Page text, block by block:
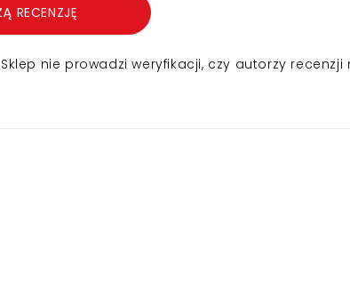
RECENZJĘ
nie prowadzi weryfikacji, czy autorzy recenzji